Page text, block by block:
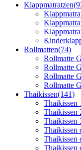
Klappmatratzen
Rollmatten(74)
Rollmatte
Rollmatte
Rollmatte
Rollmatte
Thaikissen(141)
Thaikissen
Thaikissen
Thaikissen
Thaikissen
Thaikissen
Thaikissen